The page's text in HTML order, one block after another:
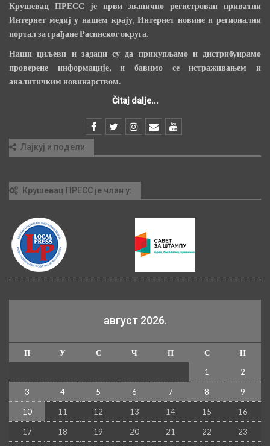
Крушевац ПРЕСС је први званично регистрован приватни
Интернет медиј у нашем крају, Интернет новине и регионални
портал за грађане Расинског округа.
Наши циљеви и задаци су да прикупљамо и дистрибуирамо
проверене информације, и бавимо се истраживањем и
аналитичким новинарством.
Čitaj dalje...
Лајкуј и подели
Крушевац ПРЕСС је члан у:
август 2026.
П У С Ч П С
Н
1
2
3 4 5 6 7 8 9
10 11 12 13 14 15 16
17 18 19 20 21 22 23